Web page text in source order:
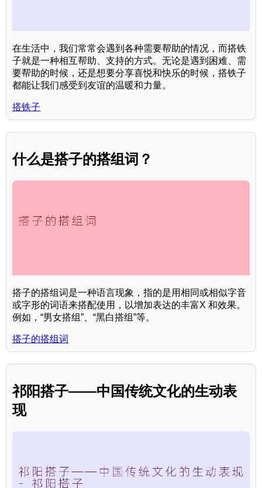
在生活中，我们常常会遇到各种需要帮助的情况，而搭铁
子就是一种相互帮助、支持的方式。无论是遇到困难、需
要帮助的时候，还是想要分享喜悦和快乐的时候，搭铁子
都能让我们感受到友谊的温暖和力量。
搭铁子
什么是搭子的搭组词？
搭子的搭组词是一种语言现象，指的是用相同或相似字音
或字形的词语来搭配使用，以增加表达的丰富X 和效果。
例如，“男女搭组”、“黑白搭组”等。
搭子的搭组词
祁阳搭子——中国传统文化的生动表
现